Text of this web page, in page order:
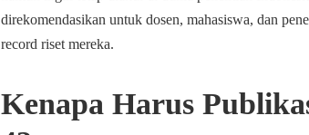
direkomendasikan untuk dosen, mahasiswa, dan
record riset mereka.
Kenapa Harus